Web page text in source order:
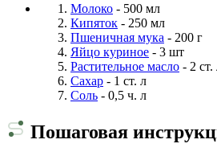
Молоко - 500 мл
Кипяток - 250 мл
Пшеничная мука - 200 г
Яйцо куриное - 3 шт
Растительное масло - 2 ст.
Сахар - 1 ст. л
Соль - 0,5 ч. л
Пошаговая